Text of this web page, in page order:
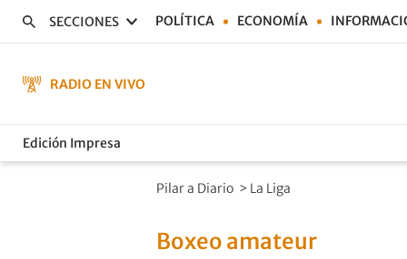
SECCIONES POLÍTICA ECONOMÍA
RADIO EN VIVO
Edición Impresa
Pilar a Diario > La Liga
Boxeo amateur